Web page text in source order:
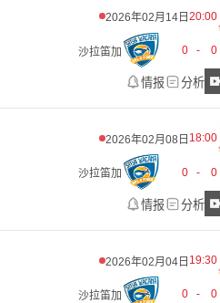
2026年02月14日 20:00
沙拉笛加 0 - 0
情报 分析
2026年02月08日 18:00
沙拉笛加 0 - 0
情报 分析
2026年02月04日 19:30
沙拉笛加 0 - 0